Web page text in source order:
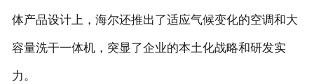
体产品设计上，海尔还推出了适应气候变化的空调和大
容量洗干一体机，突显了企业的本土化战略和研发实
力。